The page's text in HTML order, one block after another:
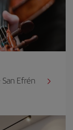
Efrén